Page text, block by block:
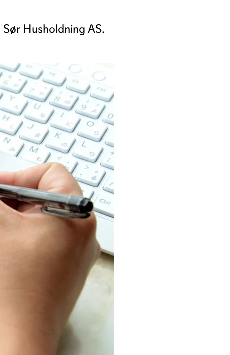
Husholdning AS.